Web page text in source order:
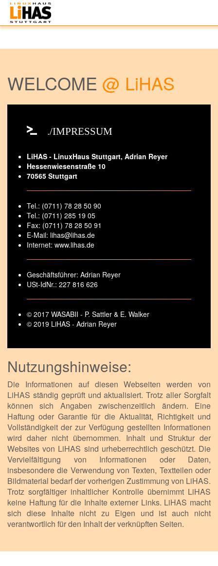
WELCOME @ LiHAS
./IMPRESSUM
LiHAS - LinuxHaus Stuttgart, Adrian Reyer
Hessenwiesenstraße 10
70565 Stuttgart
Tel.: (0711) 78 28 50 90
Tel.: (0711) 285 19 05
Fax: (0711) 78 28 50 91
E-Mail: lihas@lihas.de
Internet: www.lihas.de
Geschäftsführer: Adrian Reyer
USt-IdNr.: 227 816 626
© 2017 WASABII - P. Sattler & E. Walker
© 2019 LiHAS - Adrian Reyer
Nutzungshinweise:
Die Informationen auf diesen Webseiten werden von
LiHAS ständig geprüft und aktualisiert. Trotz aller Sorgfalt
können sich Angaben zwischenzeitlich ändern. Eine
Haftung oder Garantie für die Aktualität, Richtigkeit und
Vollständigkeit der zur Verfügung gestellten Informationen
wird daher nicht übernommen. Inhalt und Struktur der
Websites von LiHAS sind urheberrechtlich geschützt. Die
Vervielfältigung von Informationen oder Daten,
insbesondere die Verwendung von Texten, Textteilen oder
Bildmaterial bedarf der vorherigen Zustimmung von LiHAS.
Trotz sorgfältiger inhaltlicher Kontrolle übernimmt LiHAS
keine Haftung für die Inhalte externer Links. LiHAS macht
sich diese Inhalte nicht zu Eigen und ist auch nicht
verantwortlich für den Inhalt der verknüpften Seiten.